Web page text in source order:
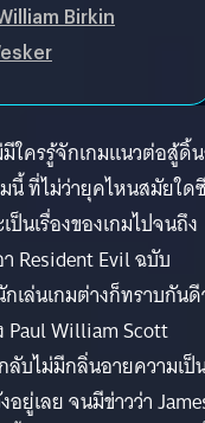
Birkin
ใครรู้จักเกมแนวต่อสู้ดิ้
นี้ ที่ไม่ว่ายุคไหนสมัยใด
นเรื่องของเกมไปจนถึง
Resident Evil ฉบับ
เล่นเกมต่างก็ทราบกัน
William Scott
บไม่มีกลิ่นอายความเป็
ยู่เลย จนมีข่าวว่า